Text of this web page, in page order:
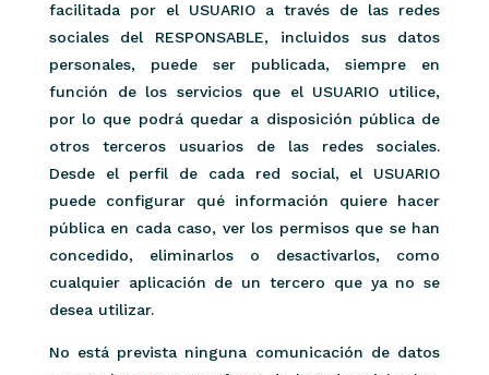
facilitada por el USUARIO a través de las redes
sociales del RESPONSABLE, incluidos sus datos
personales, puede ser publicada, siempre en
función de los servicios que el USUARIO utilice,
por lo que podrá quedar a disposición pública de
otros terceros usuarios de las redes sociales.
Desde el perfil de cada red social, el USUARIO
puede configurar qué información quiere hacer
pública en cada caso, ver los permisos que se han
concedido, eliminarlos o desactivarlos, como
cualquier aplicación de un tercero que ya no se
desea utilizar.
No está prevista ninguna comunicación de datos